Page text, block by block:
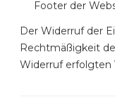
Footer der
Der Widerruf der
Rechtmäßigkeit
Widerruf erfolgten